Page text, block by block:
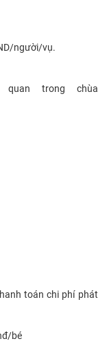
người/vụ.
trong chùa
toán chi phí phát
bé